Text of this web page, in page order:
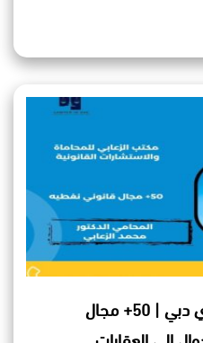
شكوى على مطور عقاري دبي | 50+ مجال